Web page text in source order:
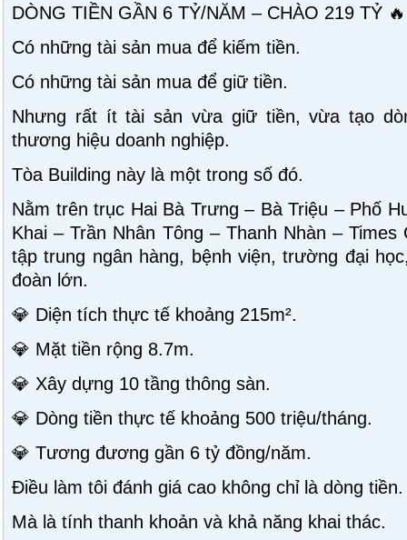
DÒNG TIỀN GẦN 6 TỶ/NĂM – CHÀO 219 TỶ 🔥
Có những tài sản mua để kiếm tiền.
Có những tài sản mua để giữ tiền.
Nhưng rất ít tài sản vừa giữ tiền, vừa tạo
thương hiệu doanh nghiệp.
Tòa Building này là một trong số đó.
Nằm trên trục Hai Bà Trưng – Bà Triệu – Phố
Khai – Trần Nhân Tông – Thanh Nhàn –
tập trung ngân hàng, bệnh viện, trường đại
đoàn lớn.
💎 Diện tích thực tế khoảng 215m².
💎 Mặt tiền rộng 8.7m.
💎 Xây dựng 10 tầng thông sàn.
💎 Dòng tiền thực tế khoảng 500 triệu/tháng.
💎 Tương đương gần 6 tỷ đồng/năm.
Điều làm tôi đánh giá cao không chỉ là dòng tiền.
Mà là tính thanh khoản và khả năng khai thác.